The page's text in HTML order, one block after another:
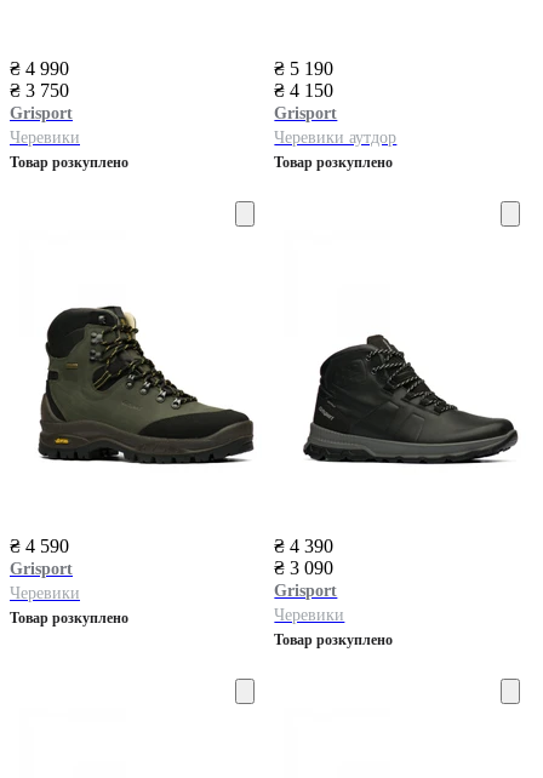
₴ 4 990
₴ 3 750
Grisport
Черевики
Товар розкуплено
₴ 5 190
₴ 4 150
Grisport
Черевики аутдор
Товар розкуплено
₴ 4 590
Grisport
Черевики
Товар розкуплено
₴ 4 390
₴ 3 090
Grisport
Черевики
Товар розкуплено